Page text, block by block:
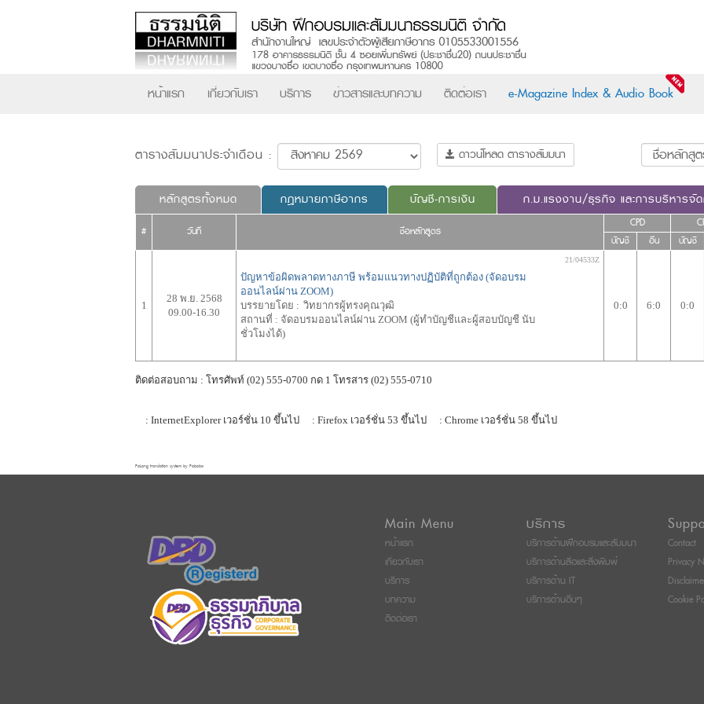
หน้าแรก เกี่ยวกับเรา บริการ ข่าวสารและบทความ ติดต่อเรา e-Magazine Index & Audio Book
ตารางสัมมนาประจำเดือน : ดาวน์โหลด ตารางสัมมนา
หลักสูตรทั้งหมด กฎหมายภาษีอากร บัญชี-การเงิน ก.ม.แรงงาน/ธุรกิจ และการบริหารจั
# วันที่ ชื่อหลักสูตร
CPD
บัญชี อื่น บัญชี
1
28 พ.ย. 2568
09.00-16.30
ปัญหาข้อผิดพลาดทางภาษี พร้อมแนวทางปฏิบัติที่ถูกต้อง (จัดอบรม
ออนไลน์ผ่าน ZOOM)
บรรยายโดย : วิทยากรผู้ทรงคุณวุฒิ
สถานที่ : จัดอบรมออนไลน์ผ่าน ZOOM (ผู้ทำบัญชีและผู้สอบบัญชี นับ
ชั่วโมงได้)
21/04533Z
0:0 6:0 0:0
ติดต่อสอบถาม : โทรศัพท์ (02) 555-0700 กด 1 โทรสาร (02) 555-0710
: InternetExplorer เวอร์ชั่น 10 ขึ้นไป : Firefox เวอร์ชั่น 53 ขึ้นไป : Chrome เวอร์ชั่น 58 ขึ้นไป
FaLang translation system by Faboba
Main Menu
หน้าแรก
เกี่ยวกับเรา
บริการ
บทความ
ติดต่อเรา
บริการ
บริการด้านฝึกอบรมและสัมมนา
บริการด้านสื่อและสิ่งพิมพ์
บริการด้าน IT
บริการด้านอื่นๆ
Contact
Privacy
Cookie